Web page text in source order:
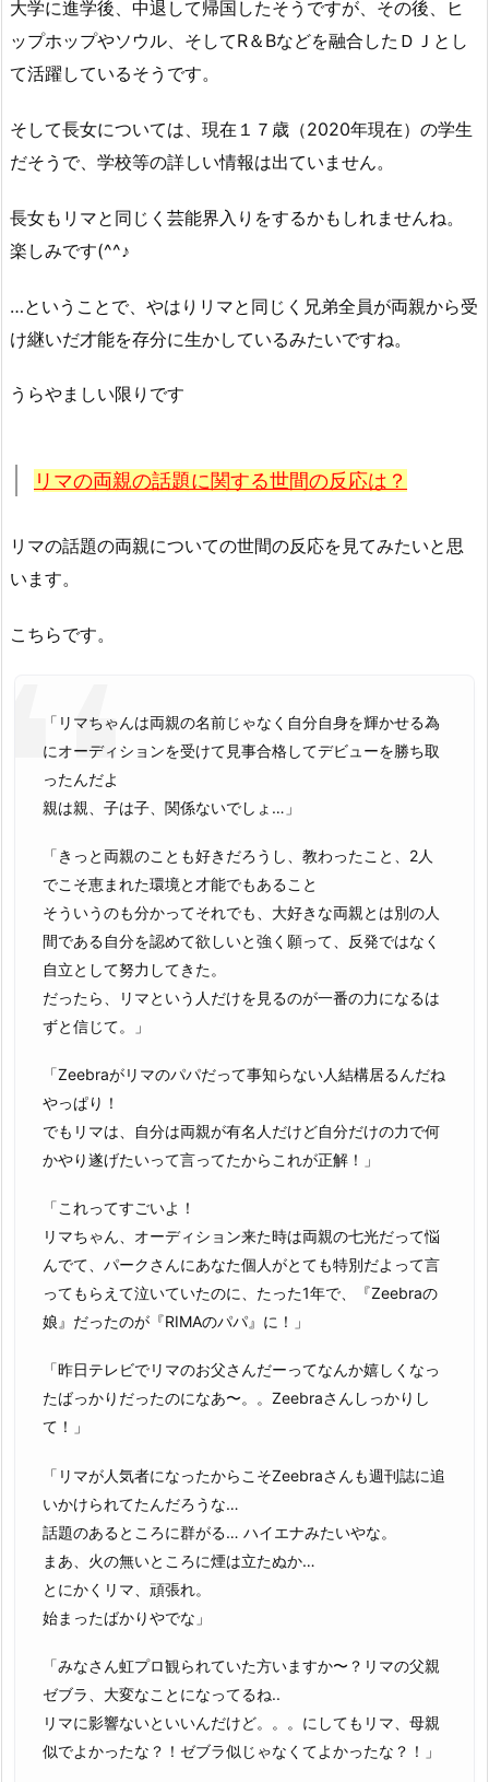
大学に進学後、中退して帰国したそうですが、その後、ヒ
ップホップやソウル、そしてR＆Bなどを融合したＤＪとし
て活躍しているそうです。
そして長女については、現在１７歳（2020年現在）の学生
だそうで、学校等の詳しい情報は出ていません。
長女もリマと同じく芸能界入りをするかもしれませんね。
楽しみです(^^♪
…ということで、やはりリマと同じく兄弟全員が両親から受
け継いだ才能を存分に生かしているみたいですね。
うらやましい限りです
リマの両親の話題に関する世間の反応は？
リマの話題の両親についての世間の反応を見てみたいと思
います。
こちらです。
「リマちゃんは両親の名前じゃなく自分自身を輝かせる為
にオーディションを受けて見事合格してデビューを勝ち取
ったんだよ
親は親、子は子、関係ないでしょ…」
「きっと両親のことも好きだろうし、教わったこと、2人
でこそ恵まれた環境と才能でもあること
そういうのも分かってそれでも、大好きな両親とは別の人
間である自分を認めて欲しいと強く願って、反発ではなく
自立として努力してきた。
だったら、リマという人だけを見るのが一番の力になるは
ずと信じて。」
「Zeebraがリマのパパだって事知らない人結構居るんだね
やっぱり！
でもリマは、自分は両親が有名人だけど自分だけの力で何
かやり遂げたいって言ってたからこれが正解！」
「これってすごいよ！
リマちゃん、オーディション来た時は両親の七光だって悩
んでて、パークさんにあなた個人がとても特別だよって言
ってもらえて泣いていたのに、たった1年で、『Zeebraの
娘』だったのが『RIMAのパパ』に！」
「昨日テレビでリマのお父さんだーってなんか嬉しくなっ
たばっかりだったのになあ〜。。Zeebraさんしっかりし
て！」
「リマが人気者になったからこそZeebraさんも週刊誌に追
いかけられてたんだろうな…
話題のあるところに群がる… ハイエナみたいやな。
まあ、火の無いところに煙は立たぬか…
とにかくリマ、頑張れ。
始まったばかりやでな」
「みなさん虹プロ観られていた方いますか〜？リマの父親
ゼブラ、大変なことになってるね..
リマに影響ないといいんだけど。。。にしてもリマ、母親
似でよかったな？！ゼブラ似じゃなくてよかったな？！」